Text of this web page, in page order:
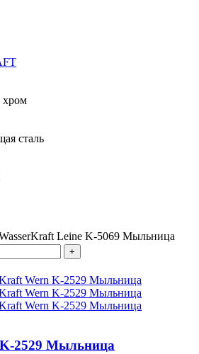
хром
сталь
Leine K-5069 Мыльница
2529 Мыльница